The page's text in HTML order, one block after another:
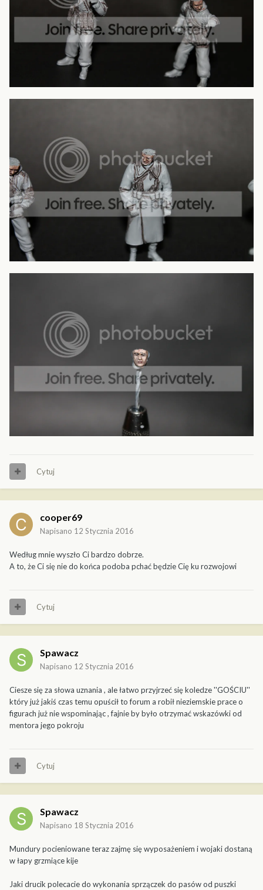
Cytuj
cooper69
Napisano 12 Stycznia 2016
Według mnie wyszło Ci bardzo dobrze.
A to, że Ci się nie do końca podoba pchać będzie Cię ku rozwojowi
Cytuj
Spawacz
Napisano 12 Stycznia 2016
Ciesze się za słowa uznania , ale łatwo przyjrzeć się koledze ''GOŚCIU''
który już jakiś czas temu opuścił to forum a robił nieziemskie prace o
figurach już nie wspominając , fajnie by było otrzymać wskazówki od
mentora jego pokroju
Cytuj
Spawacz
Napisano 18 Stycznia 2016
Mundury pocieniowane teraz zajmę się wyposażeniem i wojaki dostaną
w łapy grzmiące kije
Jaki drucik polecacie do wykonania sprzączek do pasów od puszki